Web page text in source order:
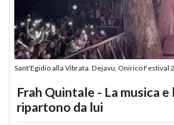
Sant'Egidio alla Vibrata. Dejavu, Onirico Festival
Frah Quintale - La musica
ripartono da lui